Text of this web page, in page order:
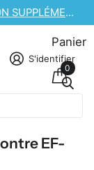
VENTE DE
S'identifier
Panier
0
EF-